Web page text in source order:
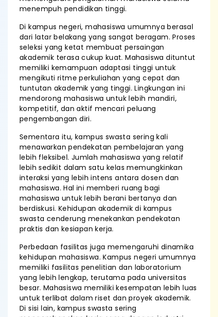
menempuh pendidikan tinggi.
Di kampus negeri, mahasiswa umumnya berasal
dari latar belakang yang sangat beragam. Proses
seleksi yang ketat membuat persaingan
akademik terasa cukup kuat. Mahasiswa dituntut
memiliki kemampuan adaptasi tinggi untuk
mengikuti ritme perkuliahan yang cepat dan
tuntutan akademik yang tinggi. Lingkungan ini
mendorong mahasiswa untuk lebih mandiri,
kompetitif, dan aktif mencari peluang
pengembangan diri.
Sementara itu, kampus swasta sering kali
menawarkan pendekatan pembelajaran yang
lebih fleksibel. Jumlah mahasiswa yang relatif
lebih sedikit dalam satu kelas memungkinkan
interaksi yang lebih intens antara dosen dan
mahasiswa. Hal ini memberi ruang bagi
mahasiswa untuk lebih berani bertanya dan
berdiskusi. Kehidupan akademik di kampus
swasta cenderung menekankan pendekatan
praktis dan kesiapan kerja.
Perbedaan fasilitas juga memengaruhi dinamika
kehidupan mahasiswa. Kampus negeri umumnya
memiliki fasilitas penelitian dan laboratorium
yang lebih lengkap, terutama pada universitas
besar. Mahasiswa memiliki kesempatan lebih luas
untuk terlibat dalam riset dan proyek akademik.
Di sisi lain, kampus swasta sering